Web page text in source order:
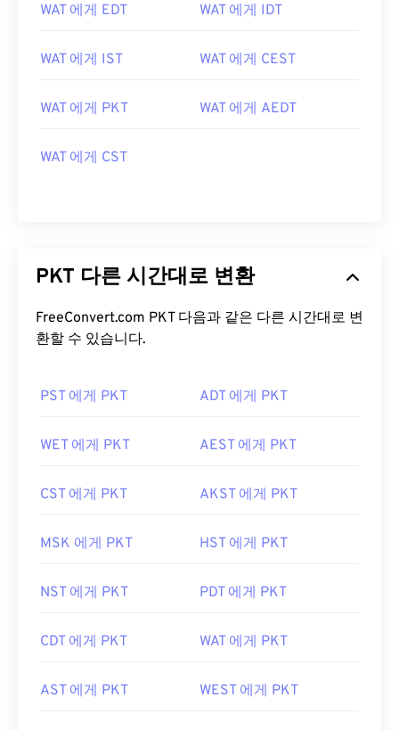
WAT 에게 EDT WAT 에게 IDT
WAT 에게 IST WAT 에게 CEST
WAT 에게 PKT WAT 에게 AEDT
WAT 에게 CST
PKT 다른 시간대로 변환
FreeConvert.com PKT 다음과 같은 다른 시간대로 변
환할 수 있습니다.
PST 에게 PKT ADT 에게 PKT
WET 에게 PKT AEST 에게 PKT
CST 에게 PKT AKST 에게 PKT
MSK 에게 PKT HST 에게 PKT
NST 에게 PKT PDT 에게 PKT
CDT 에게 PKT WAT 에게 PKT
AST 에게 PKT WEST 에게 PKT